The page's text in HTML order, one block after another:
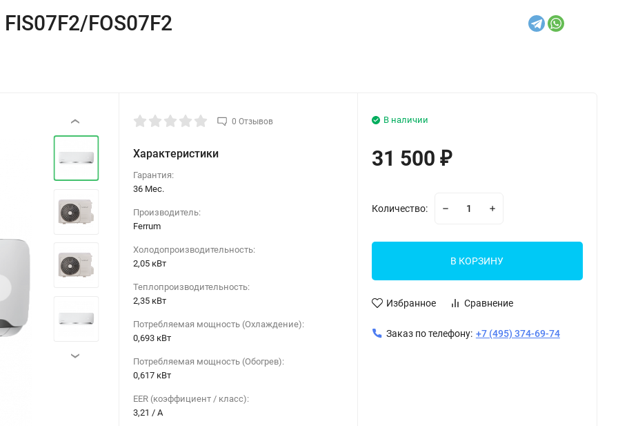
FOS07F2
‹
›
0 Отзывов
Характеристики
Гарантия:
36 Мес.
Производитель:
Ferrum
Холодопроизводительность:
2,05 кВт
Теплопроизводительность:
2,35 кВт
Потребляемая мощность (Охлаждение):
0,693 кВт
Потребляемая мощность (Обогрев):
0,617 кВт
EER (коэффициент / класс):
3,21 / A
В наличии
31 500 ₽
Количество:
В КОРЗИНУ
Избранное Сравнение
Заказ по телефону: +7 (495) 374-69-74